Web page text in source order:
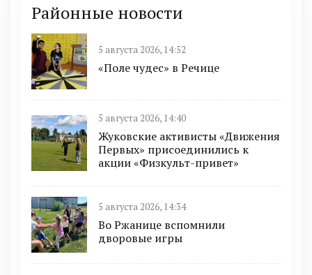
Районные новости
5 августа 2026, 14:52
«Поле чудес» в Речице
5 августа 2026, 14:40
Жуковские активисты «Движения
Первых» присоединились к
акции «Физкульт-привет»
5 августа 2026, 14:34
Во Ржанице вспомнили
дворовые игры